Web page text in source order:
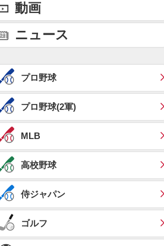
動画
ニュース
プロ野球
プロ野球(2軍)
MLB
高校野球
侍ジャパン
ゴルフ